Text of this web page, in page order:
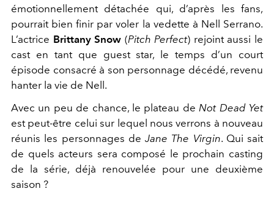
émotionnellement détachée qui, d’après les fans,
pourrait bien finir par voler la vedette à Nell Serrano.
L’actrice Brittany Snow (Pitch Perfect) rejoint aussi le
cast en tant que guest star, le temps d’un court
épisode consacré à son personnage décédé, revenu
hanter la vie de Nell.
Avec un peu de chance, le plateau de Not Dead Yet
est peut-être celui sur lequel nous verrons à nouveau
réunis les personnages de Jane The Virgin. Qui sait
de quels acteurs sera composé le prochain casting
de la série, déjà renouvelée pour une deuxième
saison ?